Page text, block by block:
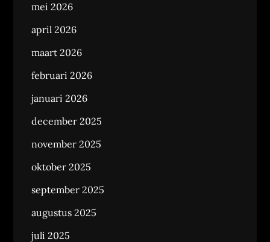
mei 2026
april 2026
maart 2026
februari 2026
januari 2026
december 2025
november 2025
oktober 2025
september 2025
augustus 2025
juli 2025